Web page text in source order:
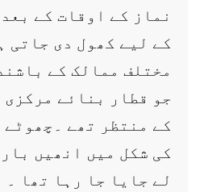
نماز کے اوقات کے
کے لیے کھول دی جاتی
مختلف ممالک کے
جو قطار بنائے
کے منتظر تھے
کی شکل میں انھیں
لے جایا جا رہا تھا